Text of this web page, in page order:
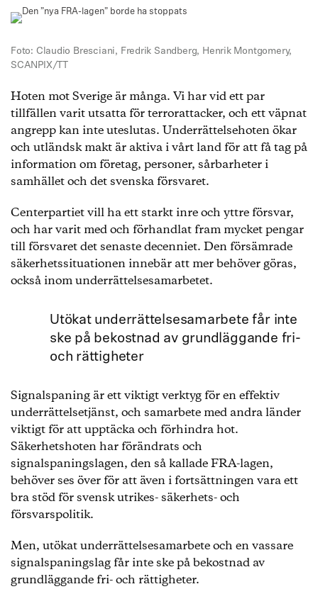
Foto: Claudio Bresciani, Fredrik Sandberg, Henrik Montgomery,
SCANPIX/TT
Hoten mot Sverige är många. Vi har vid ett par
tillfällen varit utsatta för terrorattacker, och ett väpnat
angrepp kan inte uteslutas. Underrättelsehoten ökar
och utländsk makt är aktiva i vårt land för att få tag på
information om företag, personer, sårbarheter i
samhället och det svenska försvaret.
Centerpartiet vill ha ett starkt inre och yttre försvar,
och har varit med och förhandlat fram mycket pengar
till försvaret det senaste decenniet. Den försämrade
säkerhetssituationen innebär att mer behöver göras,
också inom underrättelsesamarbetet.
Utökat underrättelsesamarbete får inte
ske på bekostnad av grundläggande fri-
och rättigheter
Signalspaning är ett viktigt verktyg för en effektiv
underrättelsetjänst, och samarbete med andra länder
viktigt för att upptäcka och förhindra hot.
Säkerhetshoten har förändrats och
signalspaningslagen, den så kallade FRA-lagen,
behöver ses över för att även i fortsättningen vara ett
bra stöd för svensk utrikes- säkerhets- och
försvarspolitik.
Men, utökat underrättelsesamarbete och en vassare
signalspaningslag får inte ske på bekostnad av
grundläggande fri- och rättigheter.